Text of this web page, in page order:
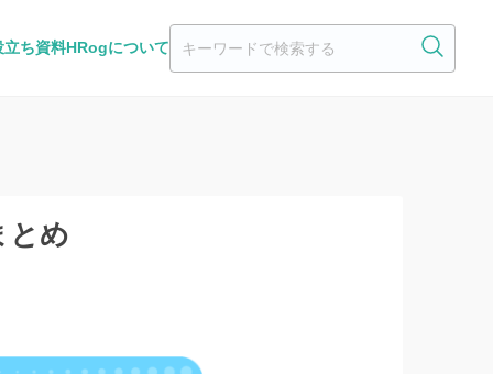
立ち資料HRogについて
とめ